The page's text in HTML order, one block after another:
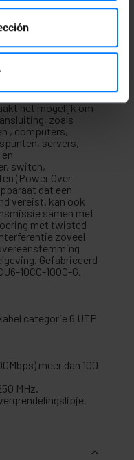
maakt zowel data-
met een PVC-
niveau
het mogelijk om
zoals
, computers,
servers,
switch,
(Power Over
dat een
vereist. kan ook
samen met
met twisted
zoveel
Gefabriceerd
10CC-1000-G.
categorie 6 UTP
meer dan 100
MHz.